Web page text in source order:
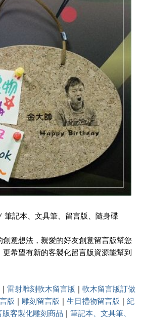
記本、文具筆、留言版、隨身碟
意想法，親愛的好友創意留言版幫您
希望有新的客製化留言版資源能幫到
雷射雕刻軟木留言版
軟木留言版訂做
版 雕刻留言版 生日禮物留言版
紀
版客製化雕刻商品
筆記本、文具筆、